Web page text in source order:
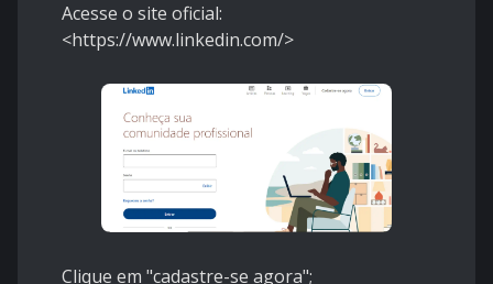
Acesse o site oficial:
<https://www.linkedin.com/>
Clique em "cadastre-se agora";